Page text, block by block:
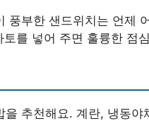
풍부한 샌드위치는 언제
를 넣어 주면 훌륭한 점
추천해요. 계란, 냉동